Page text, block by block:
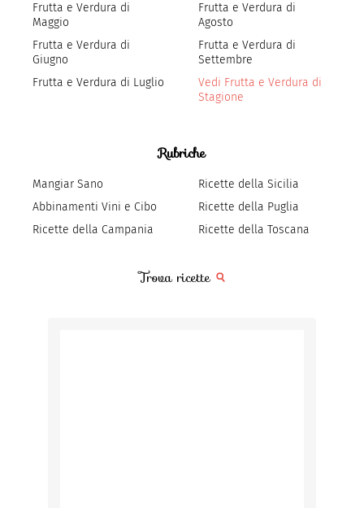
Frutta e Verdura di
Maggio
Frutta e Verdura di
Giugno
Frutta e Verdura di Luglio
Frutta e Verdura di
Agosto
Frutta e Verdura di
Settembre
Vedi Frutta e Verdura di
Stagione
Rubriche
Mangiar Sano
Abbinamenti Vini e Cibo
Ricette della Campania
Ricette della Sicilia
Ricette della Puglia
Ricette della Toscana
Trova ricette